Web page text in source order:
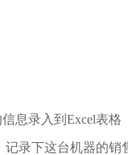
息录入到Excel表格
记录下这台机器的销